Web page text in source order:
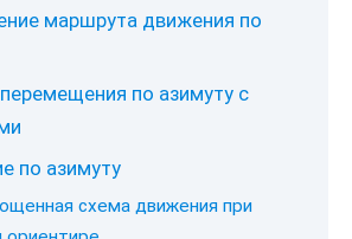
маршрута движения по
по азимуту с
по азимуту
схема движения при